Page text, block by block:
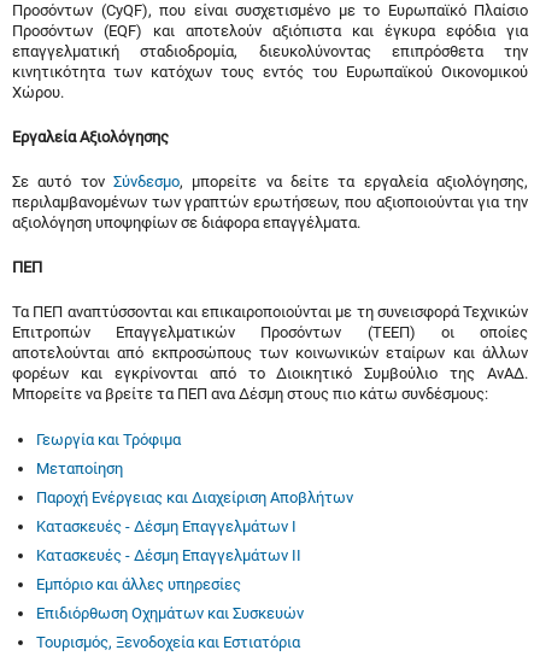
Προσόντων (CyQF), που είναι συσχετισμένο με το Ευρωπαϊκό Πλαίσιο
Προσόντων (EQF) και αποτελούν αξιόπιστα και έγκυρα εφόδια για
επαγγελματική σταδιοδρομία, διευκολύνοντας επιπρόσθετα την
κινητικότητα των κατόχων τους εντός του Ευρωπαϊκού Οικονομικού
Χώρου.
Εργαλεία Αξιολόγησης
Σε αυτό τον Σύνδεσμο, μπορείτε να δείτε τα εργαλεία αξιολόγησης,
περιλαμβανομένων των γραπτών ερωτήσεων, που αξιοποιούνται για την
αξιολόγηση υποψηφίων σε διάφορα επαγγέλματα.
ΠΕΠ
Τα ΠΕΠ αναπτύσσονται και επικαιροποιούνται με τη συνεισφορά Τεχνικών
Επιτροπών Επαγγελματικών Προσόντων (ΤΕΕΠ) οι οποίες
αποτελούνται από εκπροσώπους των κοινωνικών εταίρων και άλλων
φορέων και εγκρίνονται από το Διοικητικό Συμβούλιο της ΑνΑΔ.
Μπορείτε να βρείτε τα ΠΕΠ ανα Δέσμη στους πιο κάτω συνδέσμους:
Γεωργία και Τρόφιμα
Μεταποίηση
Παροχή Ενέργειας και Διαχείριση Αποβλήτων
Κατασκευές - Δέσμη Επαγγελμάτων Ι
Κατασκευές - Δέσμη Επαγγελμάτων ΙΙ
Εμπόριο και άλλες υπηρεσίες
Επιδιόρθωση Οχημάτων και Συσκευών
Τουρισμός, Ξενοδοχεία και Εστιατόρια